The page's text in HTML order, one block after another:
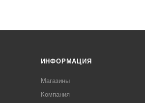
ИНФОРМАЦИЯ
Магазины
Компания